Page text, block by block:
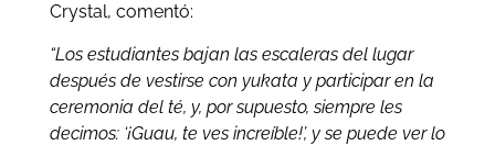
Crystal, comentó:
“Los estudiantes bajan las escaleras del lugar
después de vestirse con yukata y participar en la
ceremonia del té, y, por supuesto, siempre les
decimos: ‘¡Guau, te ves increíble!’, y se puede ver lo